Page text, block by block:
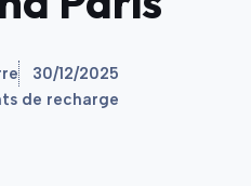
30/12/2025
de recharge